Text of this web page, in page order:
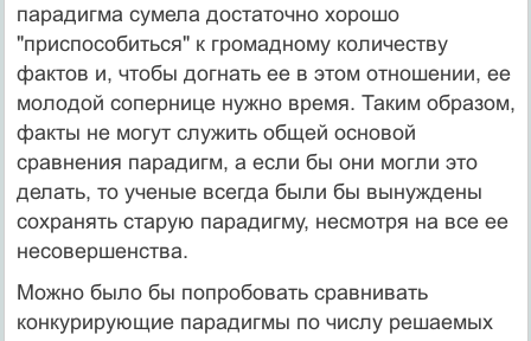
парадигма су­мела достаточно хорошо
"приспособиться" к громадному количеству
фактов и, чтобы догнать ее в этом отношении, ее
молодой сопернице нужно время. Таким образом,
факты не могут служить общей основой
сравнения парадигм, а если бы они могли это
делать, то ученые всегда были бы вынуждены
сохра­нять старую парадигму, несмотря на все ее
несовершенства.
Можно было бы попробовать сравнивать
конкурирующие парадигмы по числу решаемых